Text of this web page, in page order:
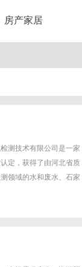
房产家居
测技术有限公司是一家
定，获得了由河北省质
领域的水和废水、石家